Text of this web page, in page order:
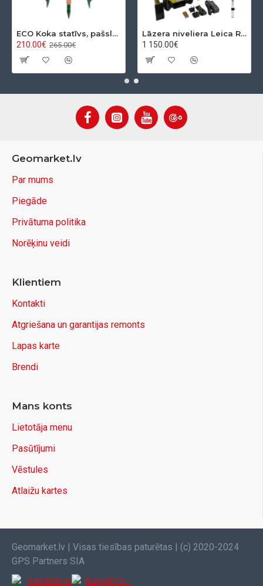
ECO Koka statīvs, pašslēdzošs, ar apaļo pamatni
210.00€ 265.00€
Lāzera niveliera Leica Rugby 610 + Rod eye 120 Basic komplekts
1 150.00€
Geomarket.lv
Par mums
Piegāde
Privātuma politika
Norēķinu veidi
Klientiem
Kontakti
Atgriešana un garantijas remonts
Lapas karte
Brendi
Mans konts
Lietotāja menu
Pasūtījumi
Vēstules
Atlaižu kartes
Geomarket.lv | Visas tiesības paturētas | (c) 2020-2024
GPS Partners SIA